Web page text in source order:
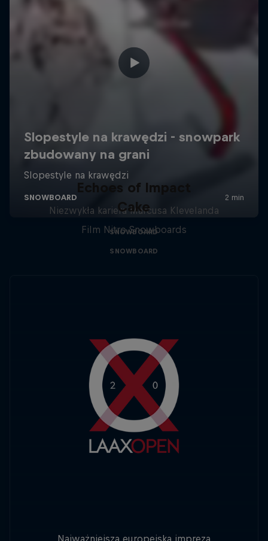
Echoes of Impact
Niezwykła kariera Marcusa Klevelanda
SNOWBOARD
Cake
Film Nitro Snowboards
SNOWBOARD
Najważniejsza europejska impreza